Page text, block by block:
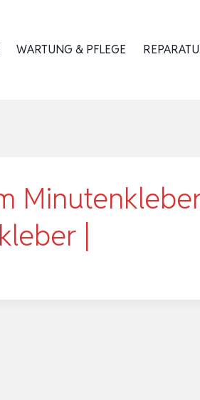
WARTUNG & PFLEGE
|